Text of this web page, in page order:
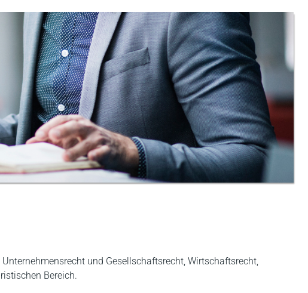
und Gesellschaftsrecht, Wirtschaftsrecht,
Bereich.